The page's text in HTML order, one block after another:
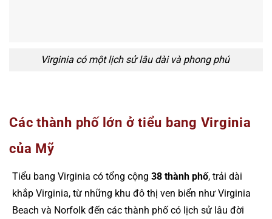
Virginia có một lịch sử lâu dài và phong phú
Các thành phố lớn ở tiểu bang Virginia
của Mỹ
Tiểu bang Virginia có tổng cộng 38 thành phố, trải dài
khắp Virginia, từ những khu đô thị ven biển như Virginia
Beach và Norfolk đến các thành phố có lịch sử lâu đời